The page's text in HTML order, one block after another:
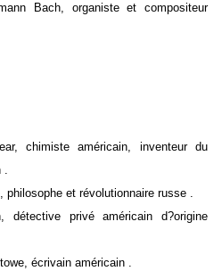
Bach, organiste et compositeur
chimiste américain, inventeur du
.
philosophe et révolutionnaire russe .
détective privé américain d?origine
écrivain américain .